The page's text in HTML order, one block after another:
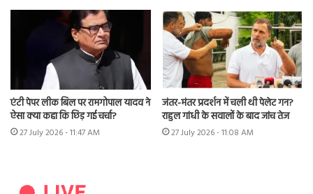
एंटी पेपर लीक बिल पर रामगोपाल यादव ने
ऐसा क्या कहा कि छिड़ गई चर्चा?
27 July 2026 - 11:47 AM
जंतर-मंतर प्रदर्शन में चली थी पेलेट गन?
राहुल गांधी के सवालों के बाद जांच तेज
27 July 2026 - 11:08 AM